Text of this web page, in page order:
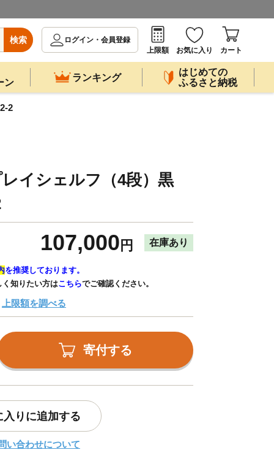
検索
ログイン・会員登録
上限額
お気に入り カート
ン ランキング
はじめての
ふるさと納税
2
イシェルフ（4段）黒
107,000 円 在庫あり
を推奨しております。
知りたい方はこちらでご確認ください。
上限額を調べる
寄付する
入りに追加する
い合わせについて